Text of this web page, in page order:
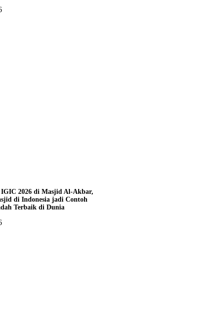
IGIC 2026 di Masjid Al-Akbar,
di Indonesia jadi Contoh
Terbaik di Dunia